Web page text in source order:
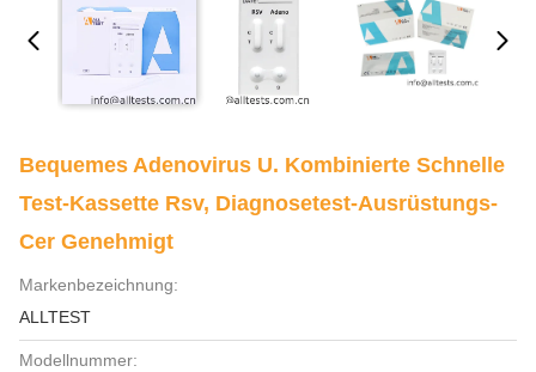
Bequemes Adenovirus U. Kombinierte Schnelle
Test-Kassette Rsv, Diagnosetest-Ausrüstungs-
Cer Genehmigt
Markenbezeichnung:
ALLTEST
Modellnummer: